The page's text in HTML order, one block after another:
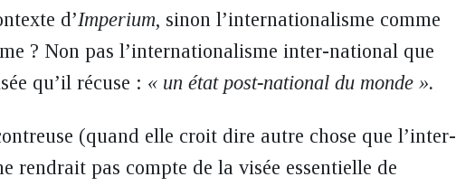
d’Imperium, sinon l’internationalisme comme
? Non pas l’internationalisme inter-national que
qu’il récuse : « un état post-national du monde ».
(quand elle croit dire autre chose que l’inter-
rendrait pas compte de la visée essentielle de